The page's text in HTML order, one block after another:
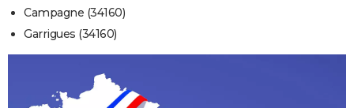
Campagne (34160)
Garrigues (34160)